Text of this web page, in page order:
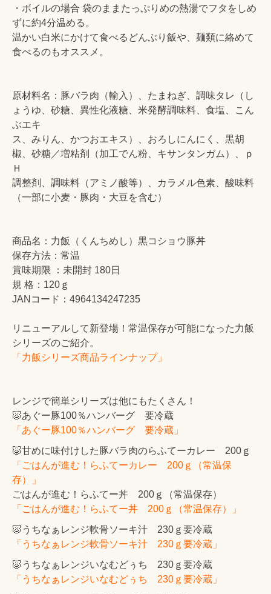
・ボイルの場合 袋のままたっぷりめの熱湯でフタをしめ
ずに約4分温める。
温かい白米にかけて食べるどんぶり飯や、麺類に絡めて
食べるのもオススメ。
原材料名：豚バラ肉（輸入）、たまねぎ、調味タレ（し
ょうゆ、砂糖、異性化液糖、米発酵調味料、食塩、こん
ぶエキ
ス、みりん、かつおエキス）、おろしにんにく、黒胡
椒、砂糖／増粘剤（加工でん粉、キサンタンガム）、ｐ
Ｈ
調整剤、調味料（アミノ酸等）、カラメル色素、酸味料
（一部に小麦・豚肉・大豆を含む）
商品名：力飯（くんちめし）黒コショウ豚丼
保存方法：常温
賞味期限 ：未開封 180日
規 格：120ｇ
JANコード：4964134247235
リニューアルして新登場！常温保存が可能になった力飯
シリーズのご紹介。
「力飯シリーズ商品ラインナップ」
レンジで簡単シリーズは他にもたくさん！
🐷あぐー豚100％ハンバーグ 要冷蔵
「あぐー豚100％ハンバーグ 要冷蔵」
🐷甘めに味付けした豚バラ肉のらふてーカレー 200ｇ
「ごはんが進む！らふてーカレー 200ｇ（常温保
存）」
ごはんが進む！らふてー丼 200ｇ（常温保存）
「ごはんが進む！らふてー丼 200ｇ（常温保存）」
🐷うちなぁレンジ軟骨ソーキ汁 230ｇ要冷蔵
「うちなぁレンジ軟骨ソーキ汁 230ｇ要冷蔵」
🐷うちなぁレンジいなむどぅち 230ｇ要冷蔵
「うちなぁレンジいなむどぅち 230ｇ要冷蔵」